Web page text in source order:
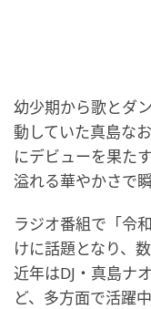
幼少期から歌とダ
動していた真島な
にデビューを果た
溢れる華やかさで
ラジオ番組で「令
けに話題となり、
近年はDJ・真島ナ
ど、多方面で活躍中